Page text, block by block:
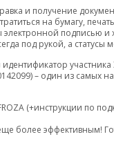
10
10
6
54
и получение
на бумагу,
подписью и
под рукой, а
– один из самых
(+инструкции по
более эффективным!